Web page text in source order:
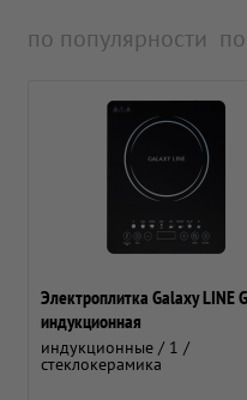
по популярности
Электроплитка Galaxy LINE
индукционная
индукционные / 1 /
стеклокерамика